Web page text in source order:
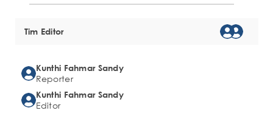
Tim Editor
Kunthi Fahmar Sandy
Reporter
Kunthi Fahmar Sandy
Editor